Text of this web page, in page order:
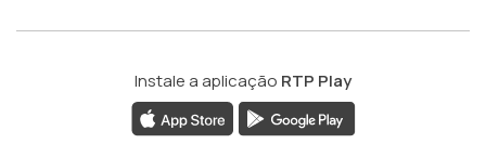
Instale a aplicação RTP Play